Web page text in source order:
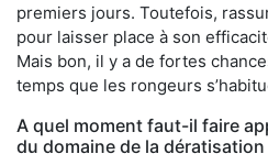
premiers jours. Toutefois,
pour laisser place à son
Mais bon, il y a de fortes
temps que les rongeurs
A quel moment faut-il faire
du domaine de la